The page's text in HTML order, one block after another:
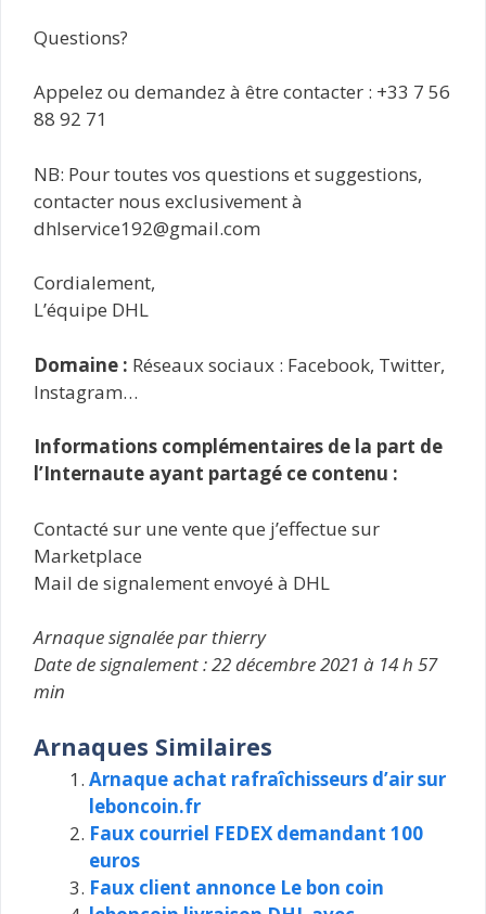
Questions?
Appelez ou demandez à être contacter : +33 7 56
88 92 71
NB: Pour toutes vos questions et suggestions,
contacter nous exclusivement à
dhlservice192@gmail.com
Cordialement,
L’équipe DHL
Domaine : Réseaux sociaux : Facebook, Twitter,
Instagram…
Informations complémentaires de la part de
l’Internaute ayant partagé ce contenu :
Contacté sur une vente que j’effectue sur
Marketplace
Mail de signalement envoyé à DHL
Arnaque signalée par thierry
Date de signalement : 22 décembre 2021 à 14 h 57
min
Arnaques Similaires
Arnaque achat rafraîchisseurs d’air sur
leboncoin.fr
Faux courriel FEDEX demandant 100
euros
Faux client annonce Le bon coin